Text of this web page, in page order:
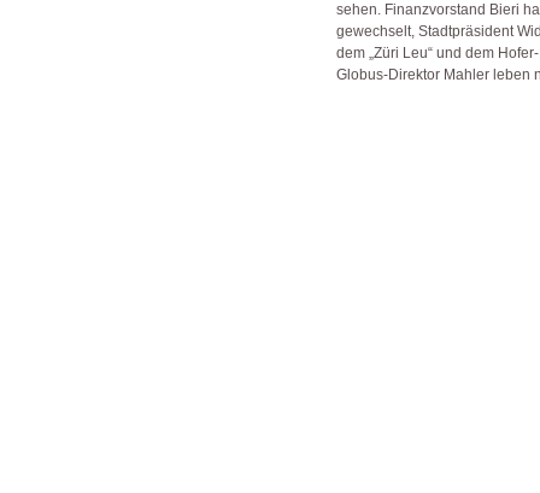
sehen. Finanzvorstand Bieri
gewechselt, Stadtpräsident
dem „Züri Leu“ und dem
Globus-Direktor Mahler leben